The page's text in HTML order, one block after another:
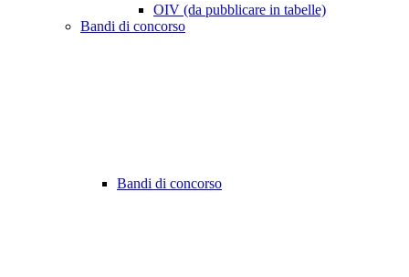
OIV (da pubblicare in tabelle)
Bandi di concorso
Bandi di concorso